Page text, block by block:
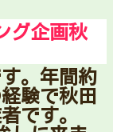
グ企画秋
。年間約
験で秋田
です。